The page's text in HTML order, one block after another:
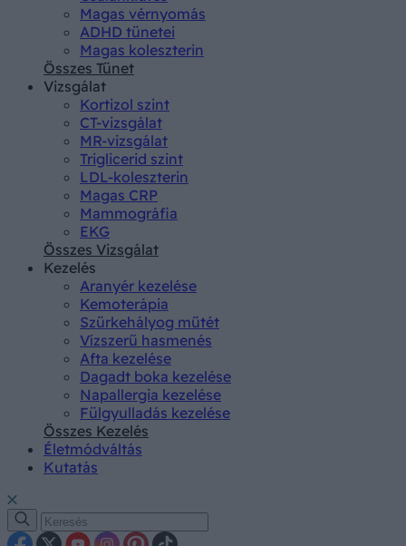
Magas vérnyomás
ADHD tünetei
Magas koleszterin
Összes Tünet
Vizsgálat
Kortizol szint
CT-vizsgálat
MR-vizsgálat
Triglicerid szint
LDL-koleszterin
Magas CRP
Mammográfia
EKG
Összes Vizsgálat
Kezelés
Aranyér kezelése
Kemoterápia
Szürkehályog műtét
Vízszerű hasmenés
Afta kezelése
Dagadt boka kezelése
Napallergia kezelése
Fülgyulladás kezelése
Összes Kezelés
Életmódváltás
Kutatás